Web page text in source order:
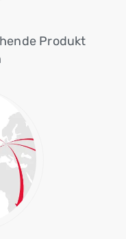
Produkt